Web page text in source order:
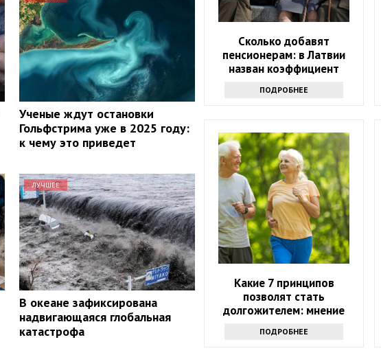
Ученые ждут остановки
Гольфстрима уже в 2025 году:
к чему это приведет
ЛУЧШЕЕ
В океане зафиксирована
надвигающаяся глобальная
катастрофа
Сколько добавят
пенсионерам: в Латвии
назван коэффициент
индексации пенсий на этот
год
ПОДРОБНЕЕ
Какие 7 принципов
позволят стать
долгожителем: мнение
ПОДРОБНЕЕ